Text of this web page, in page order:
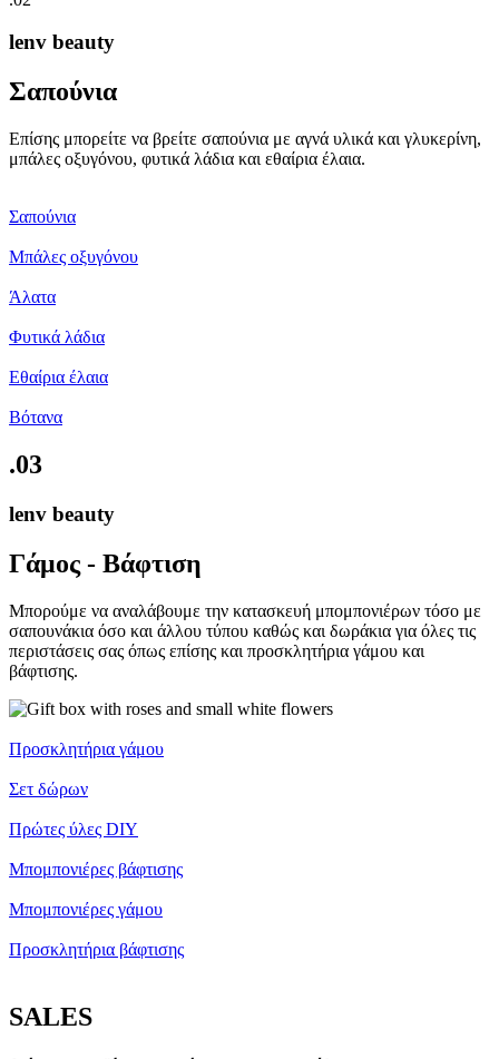
lenv beauty
Σαπούνια
Επίσης μπορείτε να βρείτε σαπούνια με αγνά υλικά και γλυκερίνη,
μπάλες οξυγόνου, φυτικά λάδια και εθαίρια έλαια.
Σαπούνια
Μπάλες οξυγόνου
Άλατα
Φυτικά λάδια
Εθαίρια έλαια
Βότανα
.03
lenv beauty
Γάμος - Βάφτιση
Μπορούμε να αναλάβουμε την κατασκευή μπομπονιέρων τόσο με
σαπουνάκια όσο και άλλου τύπου καθώς και δωράκια για όλες τις
περιστάσεις σας όπως επίσης και προσκλητήρια γάμου και
βάφτισης.
Προσκλητήρια γάμου
Σετ δώρων
Πρώτες ύλες DIY
Μπομπονιέρες βάφτισης
Μπομπονιέρες γάμου
Προσκλητήρια βάφτισης
SALES